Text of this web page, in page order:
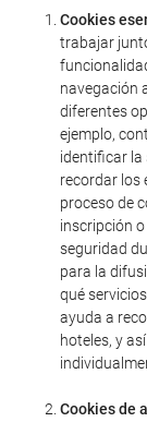
Cookies
trabajar
navegación
diferentes
ejemplo,
identificar la
recordar los
proceso de
inscripción
seguridad
para la
qué
ayuda a
hoteles, y
Cookies de